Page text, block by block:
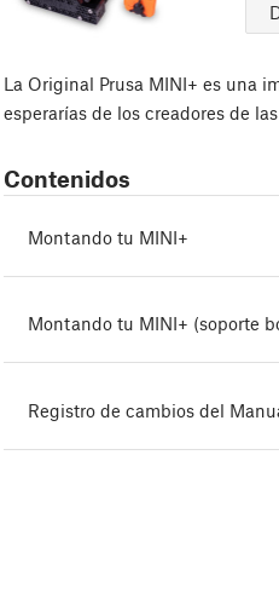
La Original Prusa MINI+ es una
esperarías de los creadores de
Contenidos
Montando tu MINI+
Montando tu MINI+ (soporte
Registro de cambios del